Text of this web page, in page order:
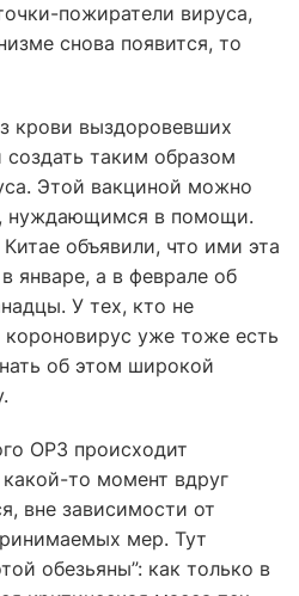
пожиратели вируса,
снова появится, то
крови выздоровевших
таким образом
Этой вакциной можно
нуждающимся в помощи.
объявили, что ими эта
январе, а в феврале об
У тех, кто не
короновирус уже тоже есть
об этом широкой
ОРЗ происходит
то момент вдруг
вне зависимости от
мер. Тут
обезьяны”: как только в